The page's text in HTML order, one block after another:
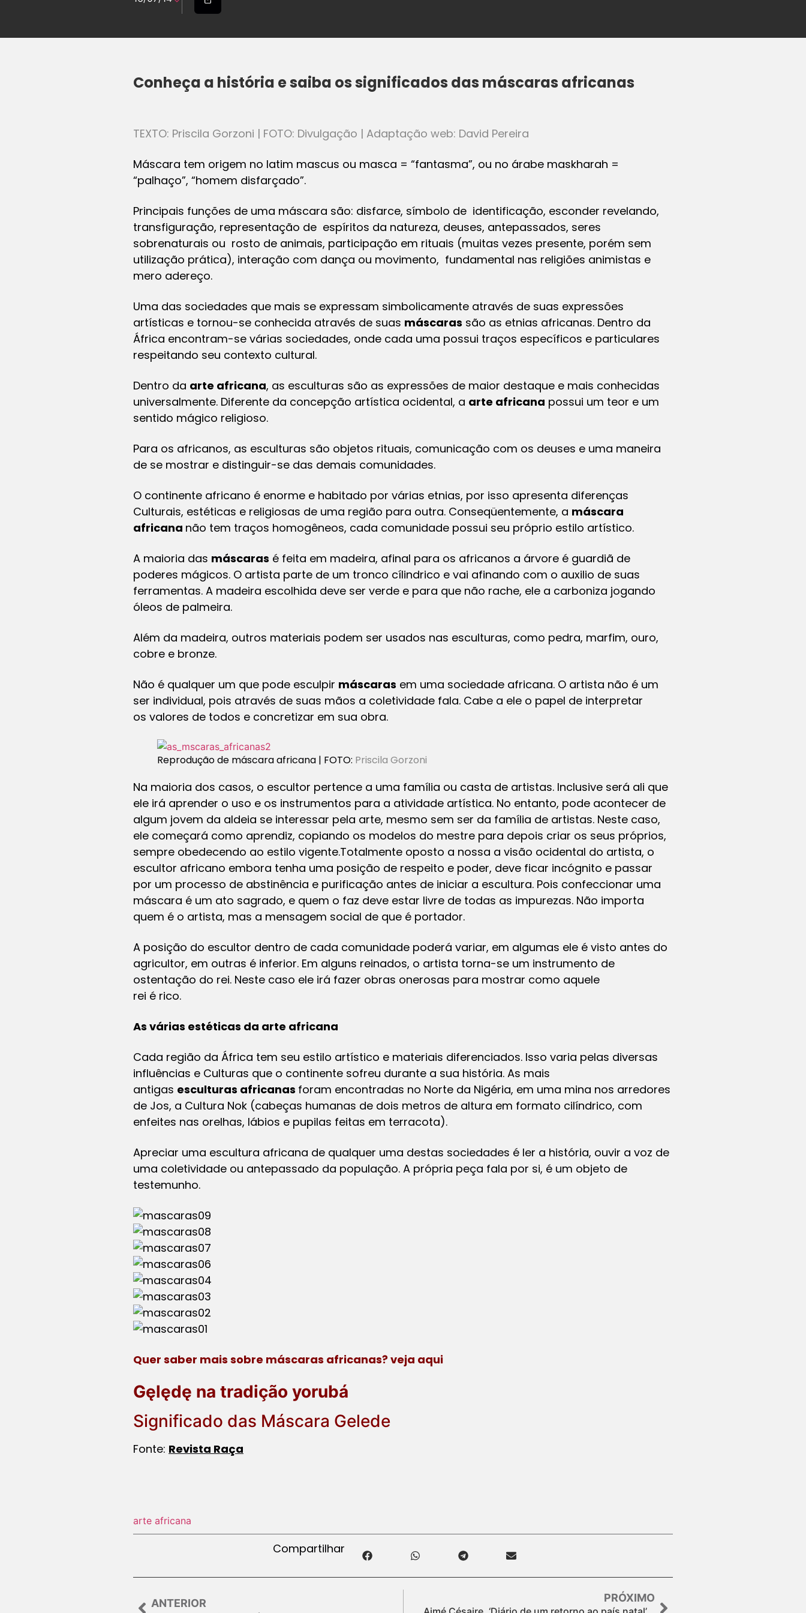
Conheça a história e saiba os significados das máscaras africanas
TEXTO: Priscila Gorzoni | FOTO: Divulgação | Adaptação web: David Pereira
Máscara tem origem no latim mascus ou masca = “fantasma”, ou no árabe maskharah =
“palhaço”, “homem disfarçado”.
Principais funções de uma máscara são: disfarce, símbolo de identificação, esconder revelando,
transfiguração, representação de espíritos da natureza, deuses, antepassados, seres
sobrenaturais ou rosto de animais, participação em rituais (muitas vezes presente, porém sem
utilização prática), interação com dança ou movimento, fundamental nas religiões animistas e
mero adereço.
Uma das sociedades que mais se expressam simbolicamente através de suas expressões
artísticas e tornou-se conhecida através de suas máscaras são as etnias africanas. Dentro da
África encontram-se várias sociedades, onde cada uma possui traços específicos e particulares
respeitando seu contexto cultural.
Dentro da arte africana, as esculturas são as expressões de maior destaque e mais conhecidas
universalmente. Diferente da concepção artística ocidental, a arte africana possui um teor e um
sentido mágico religioso.
Para os africanos, as esculturas são objetos rituais, comunicação com os deuses e uma maneira
de se mostrar e distinguir-se das demais comunidades.
O continente africano é enorme e habitado por várias etnias, por isso apresenta diferenças
Culturais, estéticas e religiosas de uma região para outra. Conseqüentemente, a máscara
africana não tem traços homogêneos, cada comunidade possui seu próprio estilo artístico.
A maioria das máscaras é feita em madeira, afinal para os africanos a árvore é guardiã de
poderes mágicos. O artista parte de um tronco cílindrico e vai afinando com o auxilio de suas
ferramentas. A madeira escolhida deve ser verde e para que não rache, ele a carboniza jogando
óleos de palmeira.
Além da madeira, outros materiais podem ser usados nas esculturas, como pedra, marfim, ouro,
cobre e bronze.
Não é qualquer um que pode esculpir máscaras em uma sociedade africana. O artista não é um
ser individual, pois através de suas mãos a coletividade fala. Cabe a ele o papel de interpretar
os valores de todos e concretizar em sua obra.
Reprodução de máscara africana | FOTO: Priscila Gorzoni
Na maioria dos casos, o escultor pertence a uma família ou casta de artistas. Inclusive será ali que
ele irá aprender o uso e os instrumentos para a atividade artística. No entanto, pode acontecer de
algum jovem da aldeia se interessar pela arte, mesmo sem ser da família de artistas. Neste caso,
ele começará como aprendiz, copiando os modelos do mestre para depois criar os seus próprios,
sempre obedecendo ao estilo vigente.Totalmente oposto a nossa a visão ocidental do artista, o
escultor africano embora tenha uma posição de respeito e poder, deve ficar incógnito e passar
por um processo de abstinência e purificação antes de iniciar a escultura. Pois confeccionar uma
máscara é um ato sagrado, e quem o faz deve estar livre de todas as impurezas. Não importa
quem é o artista, mas a mensagem social de que é portador.
A posição do escultor dentro de cada comunidade poderá variar, em algumas ele é visto antes do
agricultor, em outras é inferior. Em alguns reinados, o artista torna-se um instrumento de
ostentação do rei. Neste caso ele irá fazer obras onerosas para mostrar como aquele
rei é rico.
As várias estéticas da arte africana
Cada região da África tem seu estilo artístico e materiais diferenciados. Isso varia pelas diversas
influências e Culturas que o continente sofreu durante a sua história. As mais
antigas esculturas africanas foram encontradas no Norte da Nigéria, em uma mina nos arredores
de Jos, a Cultura Nok (cabeças humanas de dois metros de altura em formato cilíndrico, com
enfeites nas orelhas, lábios e pupilas feitas em terracota).
Apreciar uma escultura africana de qualquer uma destas sociedades é ler a história, ouvir a voz de
uma coletividade ou antepassado da população. A própria peça fala por si, é um objeto de
testemunho.
Quer saber mais sobre máscaras africanas? veja aqui
Gęlędę na tradição yorubá
Significado das Máscara Gelede
Fonte: Revista Raça
arte africana
Compartilhar
ANTERIOR PRÓXIMO